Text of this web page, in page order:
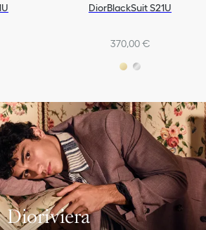
DiorBlackSuit S21U
370,00 €
Dioriviera